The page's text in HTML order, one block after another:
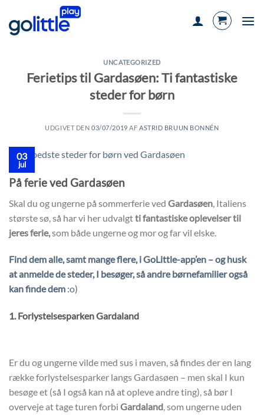
indhold
UNCATEGORIZED
Ferietips til Gardasøen: Ti fantastiske
steder for børn
UDGIVET DEN03/07/2019 AF ASTRID BRUUN BONNÉN
03
jul
På ferie ved Gardasøen
Skal du og ungerne på sommerferie ved Gardasøen , Italiens
største sø, så har vi her udvalgtti fantastiske oplevelser til
jeres ferie,som både ungerne og mor og far vil elske.
Find dem alle, samt mange flere, i GoLittle-app’en – og husk
at anmelde de steder, I besøger, så andre børnefamilier også
kan finde dem :o)
1. Forlystelsesparken Gardaland
Er du og ungerne vilde med sus i maven, så findes der en lang
række forlystelsesparker langs Gardasøen – men skal I kun
besøge et (så I også kan nå at opleve andre ting), så bør I
overveje at tage turen forbi Gardaland, som ungerne uden